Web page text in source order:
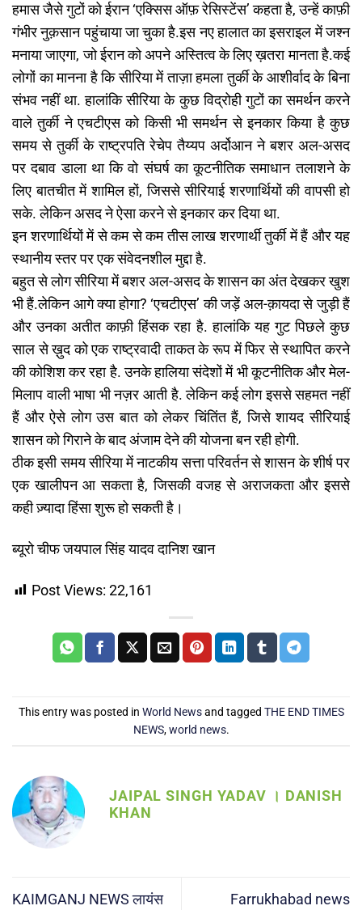
हमास जैसे गुटों को ईरान ‘एक्सिस ऑफ़ रेसिस्टेंस’ कहता है, उन्हें काफ़ी
गंभीर नुक़सान पहुंचाया जा चुका है.इस नए हालात का इसराइल में जश्न
मनाया जाएगा, जो ईरान को अपने अस्तित्व के लिए ख़तरा मानता है.कई
लोगों का मानना है कि सीरिया में ताज़ा हमला तुर्की के आशीर्वाद के बिना
संभव नहीं था. हालांकि सीरिया के कुछ विद्रोही गुटों का समर्थन करने
वाले तुर्की ने एचटीएस को किसी भी समर्थन से इनकार किया है कुछ
समय से तुर्की के राष्ट्रपति रेचेप तैय्यप अर्दोआन ने बशर अल-असद
पर दबाव डाला था कि वो संघर्ष का कूटनीतिक समाधान तलाशने के
लिए बातचीत में शामिल हों, जिससे सीरियाई शरणार्थियों की वापसी हो
सके. लेकिन असद ने ऐसा करने से इनकार कर दिया था.
इन शरणार्थियों में से कम से कम तीस लाख शरणार्थी तुर्की में हैं और यह
स्थानीय स्तर पर एक संवेदनशील मुद्दा है.
बहुत से लोग सीरिया में बशर अल-असद के शासन का अंत देखकर खुश
भी हैं.लेकिन आगे क्या होगा? ‘एचटीएस’ की जड़ें अल-क़ायदा से जुड़ी हैं
और उनका अतीत काफ़ी हिंसक रहा है. हालांकि यह गुट पिछले कुछ
साल से ख़ुद को एक राष्ट्रवादी ताकत के रूप में फिर से स्थापित करने
की कोशिश कर रहा है. उनके हालिया संदेशों में भी कूटनीतिक और मेल-
मिलाप वाली भाषा भी नज़र आती है. लेकिन कई लोग इससे सहमत नहीं
हैं और ऐसे लोग उस बात को लेकर चिंतिंत हैं, जिसे शायद सीरियाई
शासन को गिराने के बाद अंजाम देने की योजना बन रही होगी.
ठीक इसी समय सीरिया में नाटकीय सत्ता परिवर्तन से शासन के शीर्ष पर
एक खालीपन आ सकता है, जिसकी वजह से अराजकता और इससे
कही ज़्यादा हिंसा शुरू हो सकती है।
ब्यूरो चीफ जयपाल सिंह यादव दानिश खान
Post Views: 22,161
This entry was posted in World Newsand tagged THE END TIMES
NEWS,world news.
JAIPAL SINGH YADAV । DANISH
KHAN
KAIMGANJ NEWS लायंस Farrukhabad news